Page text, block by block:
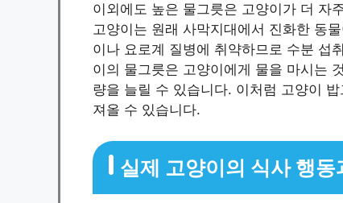
이외에도 높은 물그릇은 고양이가 더 자
고양이는 원래 사막지대에서 진화한 동
이나 요로계 질병에 취약하므로 수분 섭
이의 물그릇은 고양이에게 물을 마시는
량을 늘릴 수 있습니다. 이처럼 고양이
져올 수 있습니다.
실제 고양이의 식사 행